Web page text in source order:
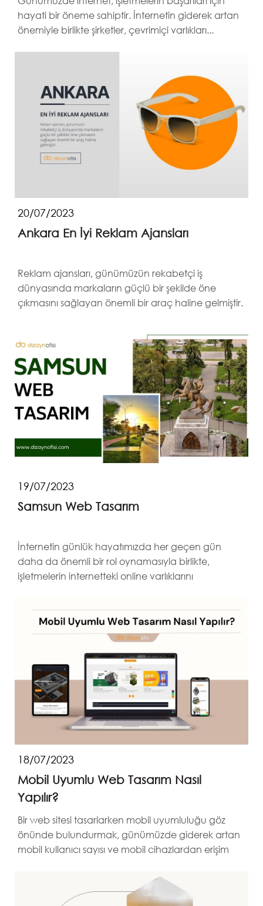
hayati bir öneme sahiptir. İnternetin giderek artan
önemiyle birlikte şirketler, çevrimiçi varlıkları...
20/07/2023
Ankara En İyi Reklam Ajansları
Reklam ajansları, günümüzün rekabetçi iş
dünyasında markaların güçlü bir şekilde öne
çıkmasını sağlayan önemli bir araç haline gelmiştir.
19/07/2023
Samsun Web Tasarım
İnternetin günlük hayatımızda her geçen gün
daha da önemli bir rol oynamasıyla birlikte,
işletmelerin internetteki online varlıklarını
18/07/2023
Mobil Uyumlu Web Tasarım Nasıl
Yapılır?
Bir web sitesi tasarlarken mobil uyumluluğu göz
önünde bulundurmak, günümüzde giderek artan
mobil kullanıcı sayısı ve mobil cihazlardan erişim